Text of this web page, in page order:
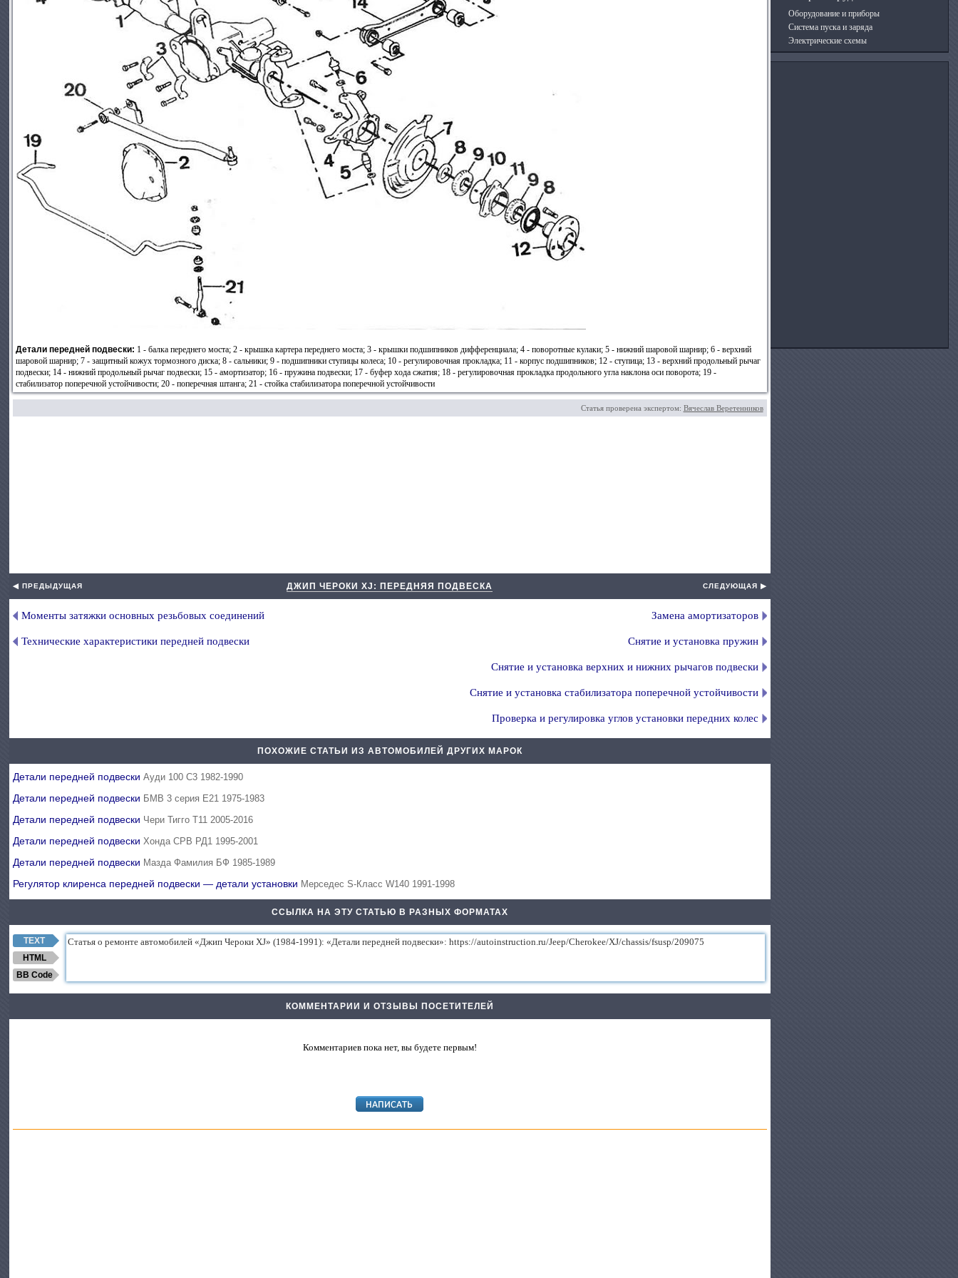
Детали передней подвески: 1 - балка переднего моста; 2 - крышка картера переднего моста; 3 - крышки подшипников дифференциала; 4 - поворотные кулаки; 5 - нижний шаровой шарнир; 6 - верхний
шаровой шарнир; 7 - защитный кожух тормозного диска; 8 - сальники; 9 - подшипники ступицы колеса; 10 - регулировочная прокладка; 11 - корпус подшипников; 12 - ступица; 13 - верхний продольный рычаг
подвески; 14 - нижний продольный рычаг подвески; 15 - амортизатор; 16 - пружина подвески; 17 - буфер хода сжатия; 18 - регулировочная прокладка продольного угла наклона оси поворота; 19 -
стабилизатор поперечной устойчивости; 20 - поперечная штанга; 21 - стойка стабилизатора поперечной устойчивости
Статья проверена экспертом: Вячеслав Веретенников
◀ ПРЕДЫДУЩАЯ ДЖИП ЧЕРОКИ XJ: ПЕРЕДНЯЯ ПОДВЕСКА СЛЕДУЮЩАЯ ▶
Моменты затяжки основных резьбовых соединений
Технические характеристики передней подвески
Замена амортизаторов
Снятие и установка пружин
Снятие и установка верхних и нижних рычагов подвески
Снятие и установка стабилизатора поперечной устойчивости
Проверка и регулировка углов установки передних колес
ПОХОЖИЕ СТАТЬИ ИЗ АВТОМОБИЛЕЙ ДРУГИХ МАРОК
Детали передней подвескиАуди 100 С3 1982-1990
Детали передней подвески БМВ 3 серия Е21 1975-1983
Детали передней подвески Чери Тигго Т11 2005-2016
Детали передней подвескиХонда СРВ РД1 1995-2001
Детали передней подвески Мазда Фамилия БФ 1985-1989
Регулятор клиренса передней подвески — детали установки Мерседес S-Класс W140 1991-1998
ССЫЛКА НА ЭТУ СТАТЬЮ В РАЗНЫХ ФОРМАТАХ
TEXT
HTML
BB Code
КОММЕНТАРИИ И ОТЗЫВЫ ПОСЕТИТЕЛЕЙ
Комментариев пока нет, вы будете первым!
Оборудование и приборы
Система пуска и заряда
Электрические схемы